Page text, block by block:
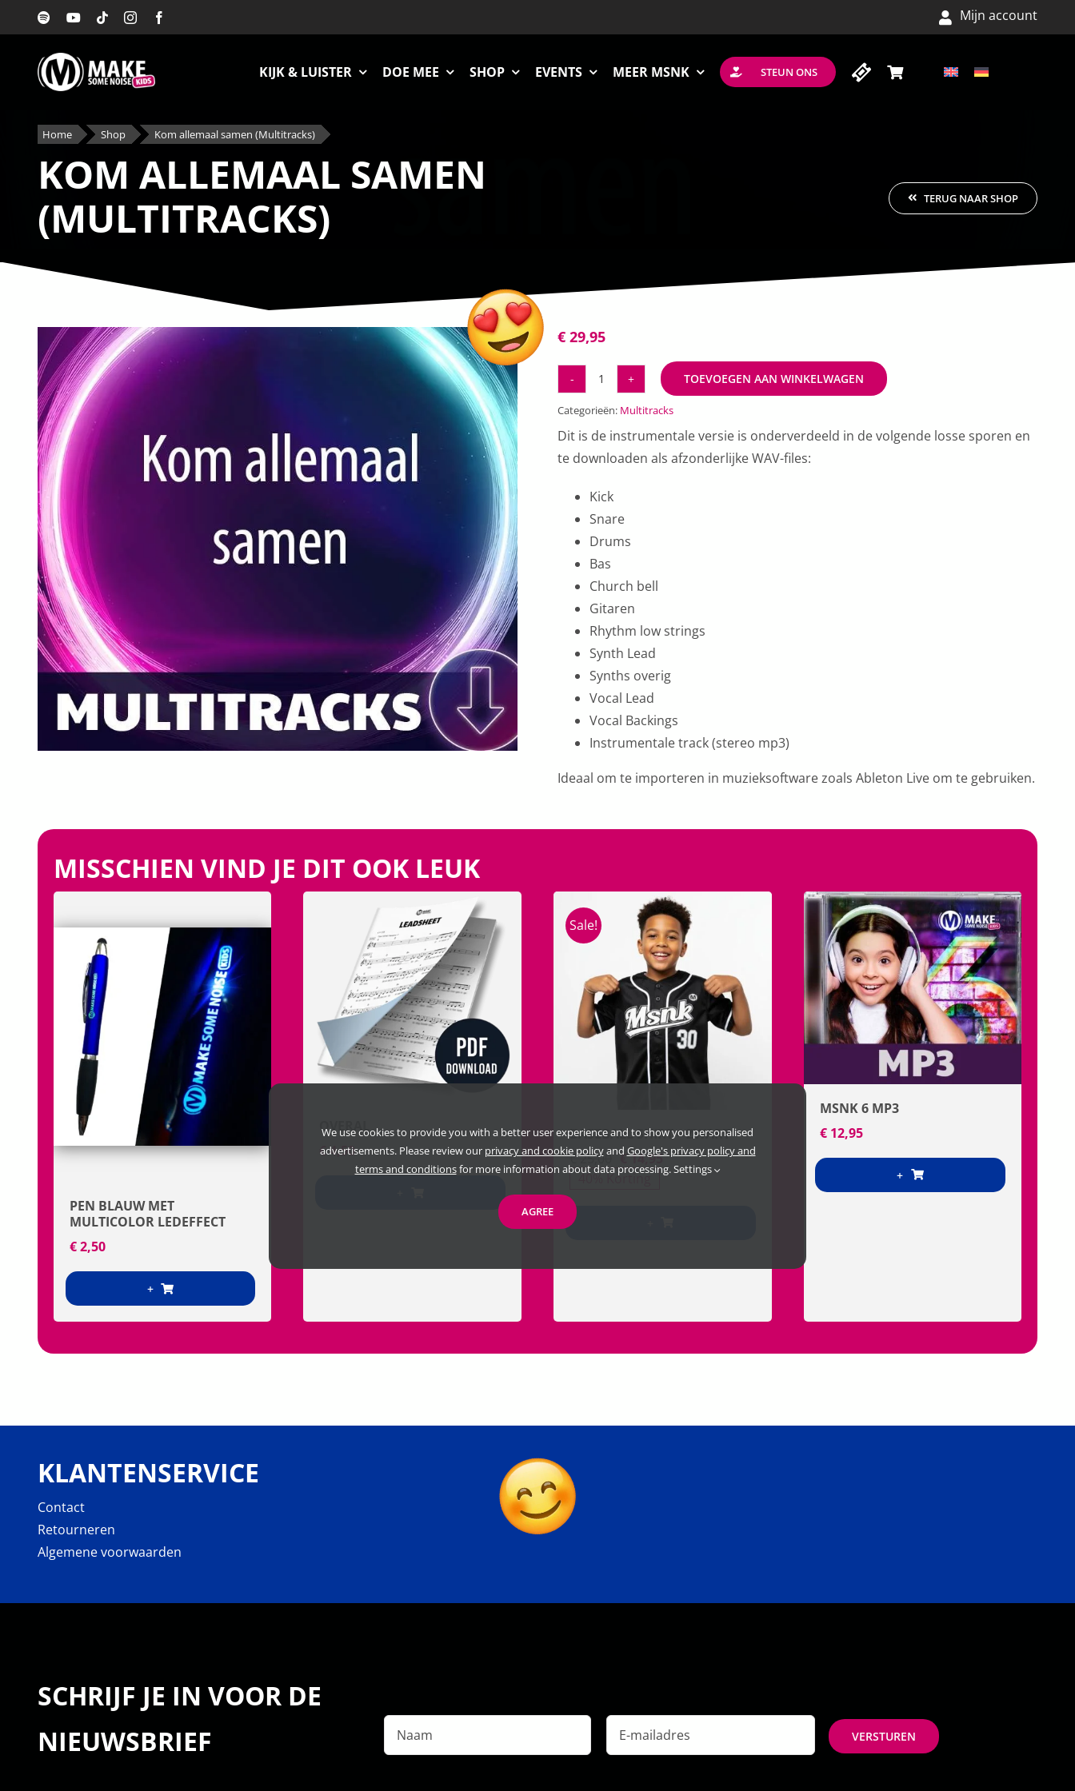
naar
inhoud
Mijn account
KIJK & LUISTER DOE MEE SHOP EVENTS MEER MSNK STEUN ONS
Home Shop Kom allemaal samen (Multitracks)
KOM ALLEMAAL SAMEN
(MULTITRACKS)
TERUG NAAR SHOP
€29,95
Kom
allemaal
samen
(Multitracks)
TOEVOEGEN AAN WINKELWAGEN
Categorieën: Multitracks
Dit is de instrumentale versie is onderverdeeld in de volgende losse sporen en
te downloaden als afzonderlijke WAV-files:
Kick
Snare
Drums
Bas
Church bell
Gitaren
Rhythm low strings
Synth Lead
Synths overig
Vocal Lead
Vocal Backings
Instrumentale track (stereo mp3)
Ideaal om te importeren in muzieksoftware zoals Ableton Live om te gebruiken.
MISSCHIEN VIND JE DIT OOK LEUK
PEN BLAUW MET
MULTICOLOR LEDEFFECT
€2,50
+
OVERAL
€4,50
Sale!
BASEBALL SHIRT – ZWART
€25,00
Oorspronkelijke
was:
€ 25,00.
€14,95
Huidige
is:
€ 14,95.
40% Korting
MSNK 6 MP3
€12,95
+
KLANTENSERVICE
Contact
Retourneren
Algemene voorwaarden
SCHRIJF JE IN VOOR DE
NIEUWSBRIEF
mailadres
We use cookies to provide you with a better user experience and to show you personalised
advertisements. Please review our privacy and cookie policyand Google's privacy policy and
terms and conditionsfor more information about data processing.Settings
AGREE